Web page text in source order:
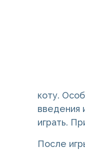
коту.
введения
играть.
После